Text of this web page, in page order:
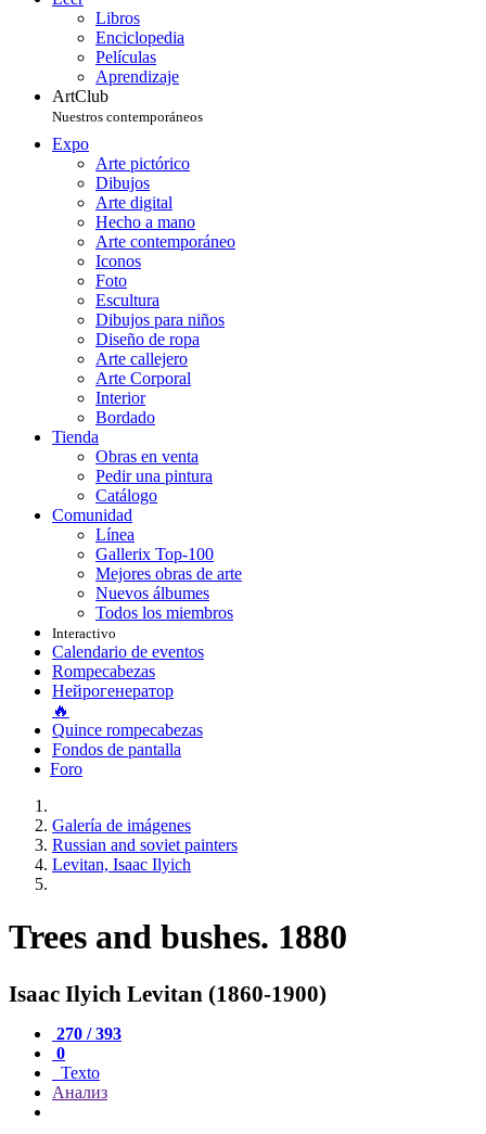
Libros
Enciclopedia
Películas
Aprendizaje
ArtClub
Nuestros contemporáneos
Expo
Arte pictórico
Dibujos
Arte digital
Hecho a mano
Arte contemporáneo
Iconos
Foto
Escultura
Dibujos para niños
Diseño de ropa
Arte callejero
Arte Corporal
Interior
Bordado
Tienda
Obras en venta
Pedir una pintura
Catálogo
Comunidad
Línea
Gallerix Top-100
Mejores obras de arte
Nuevos álbumes
Todos los miembros
Interactivo
Calendario de eventos
Rompecabezas
Нейрогенератор
🔥
Quince rompecabezas
Fondos de pantalla
Foro
Galería de imágenes
Russian and soviet painters
Levitan, Isaac Ilyich
Trees and bushes. 1880
Isaac Ilyich Levitan (1860-1900)
270 / 393
0
Texto
Анализ